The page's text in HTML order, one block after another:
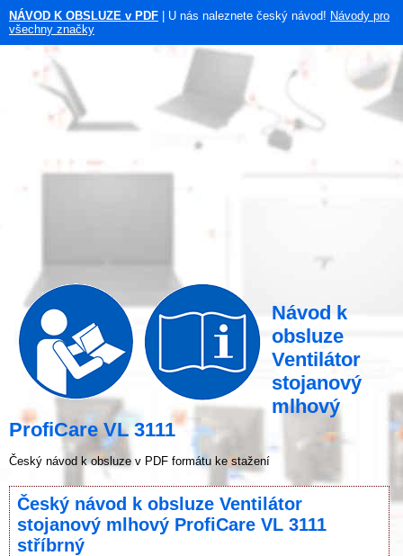
NÁVOD K OBSLUZE v PDF | U nás naleznete český návod! Návody pro
všechny značky
Návod k
obsluze
Ventilátor
stojanový
mlhový
ProfiCare VL 3111
Český návod k obsluze v PDF formátu ke stažení
Český návod k obsluze Ventilátor
stojanový mlhový ProfiCare VL 3111
stříbrný